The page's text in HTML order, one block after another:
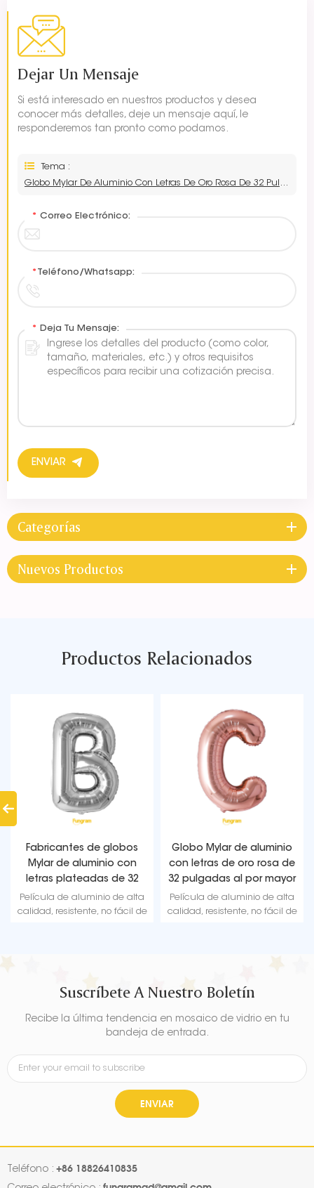
Dejar Un Mensaje
Si está interesado en nuestros productos y desea
conocer más detalles, deje un mensaje aquí, le
responderemos tan pronto como podamos.
Tema :
Globo Mylar De Aluminio Con Letras De Oro Rosa De 32 Pulgadas Al Por Mayor
* Correo Electrónico:
* Teléfono/Whatsapp:
* Deja Tu Mensaje:
ENVIAR
Categorías
Nuevos Productos
Productos Relacionados
de globos de
de aluminio con
doradas de 32
pulgadas
de aluminio de alta
resistente, no fácil de
Fabricantes de globos
Mylar de aluminio con
letras plateadas de 32
pulgadas
Película de aluminio de alta
calidad, resistente, no fácil de
con
32
Suscríbete A Nuestro Boletín
Recibe la última tendencia en mosaico de vidrio en tu
bandeja de entrada.
ENVIAR
Teléfono : +86 18826410835